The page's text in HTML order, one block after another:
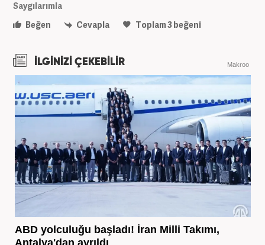
Saygılarımla
Beğen
Cevapla Toplam3beğeni
İLGİNİZİ ÇEKEBİLİR Makroo
ABD yolculuğu başladı! İran Milli Takımı,
Antalya'dan ayrıldı